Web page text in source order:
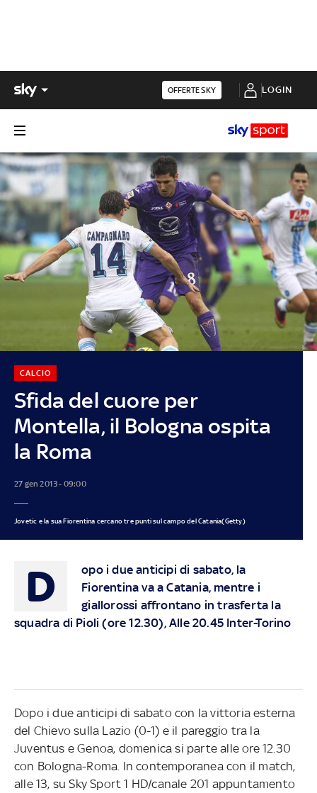
OFFERTE SKY LOGIN
Sfida del cuore per
Montella, il Bologna ospita
la Roma
CALCIO
27 gen 2013 - 09:00
Jovetic e la sua Fiorentina cercano tre punti sul campo del Catania(Getty)
D
opo i due anticipi di sabato, la
Fiorentina va a Catania, mentre i
giallorossi affrontano in trasferta la
squadra di Pioli (ore 12.30), Alle 20.45 Inter-Torino
Dopo i due anticipi di sabato con la vittoria esterna
del Chievo sulla Lazio (0-1) e il pareggio tra la
Juventus e Genoa, domenica si parte alle ore 12.30
con Bologna-Roma. In contemporanea con il match,
alle 13, su Sky Sport 1 HD/canale 201 appuntamento